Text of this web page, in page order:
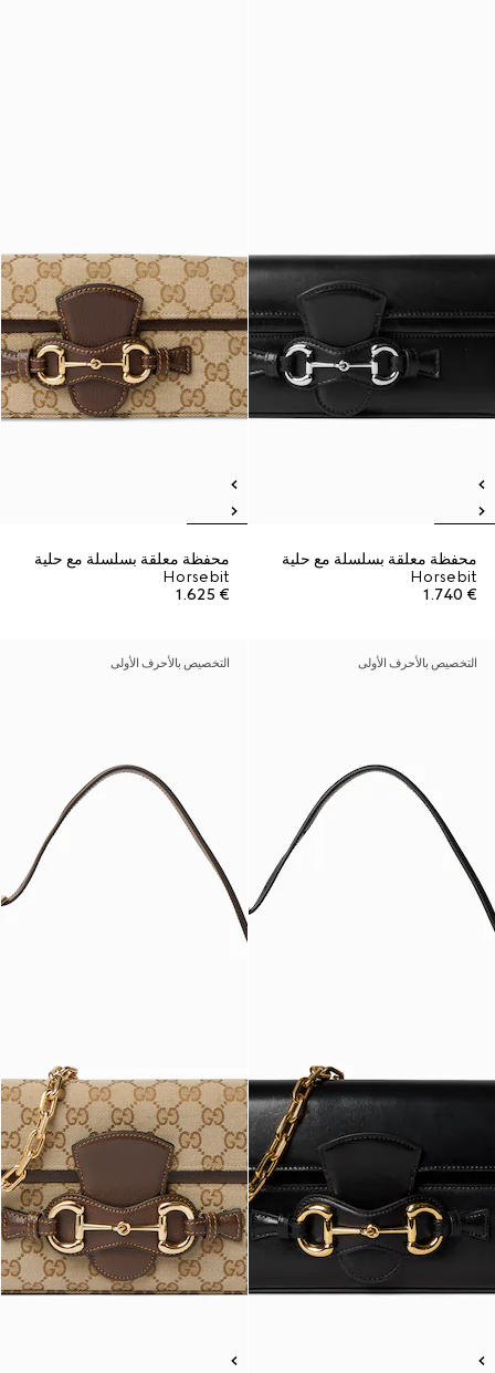
محفظة معلقة بسلسلة مع حلية
Horsebit
€ 1.740
محفظة معلقة بسلسلة مع حلية
Horsebit
€ 1.625
التخصيص بالأحرف الأولى التخصيص بالأحرف الأولى